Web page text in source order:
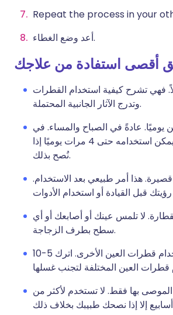
Repeat the process in your
أعد وضع الغطاء.
أقصى استفادة من علاجك
فهي تشرح كيفية استخدام القطرات
وتدرج الآثار الجانبية المحتملة.
يوميًا. عادةً في الصباح والمساء. في
الحالات الشديدة، يمكن استخدامه حتى 4 مرات يوميًا إذا
نُصح بذلك.
هذا أمر طبيعي بعد الاستخدام.
لا تلمس عينك أو أصابعك أو أي
سطح بطرف الزجاجة.
افصل بين استخدام قطرات العين الأخرى. اترك 5-10
بها فقط. لا تستخدم لأكثر من